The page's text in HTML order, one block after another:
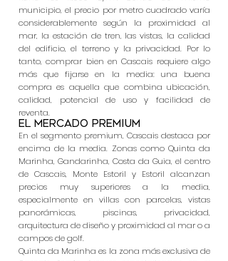
municipio, el precio por metro cuadrado varía
considerablemente según la proximidad al
mar, la estación de tren, las vistas, la calidad
del edificio, el terreno y la privacidad. Por lo
tanto, comprar bien en Cascais requiere algo
más que fijarse en la media: una buena
compra es aquella que combina ubicación,
calidad, potencial de uso y facilidad de
reventa.
El mercado premium
En el segmento premium, Cascais destaca por
encima de la media. Zonas como Quinta da
Marinha, Gandarinha, Costa da Guia, el centro
de Cascais, Monte Estoril y Estoril alcanzan
precios muy superiores a la media,
especialmente en villas con parcelas, vistas
panorámicas, piscinas, privacidad,
arquitectura de diseño y proximidad al mar o a
campos de golf.
Quinta da Marinha es la zona más exclusiva de